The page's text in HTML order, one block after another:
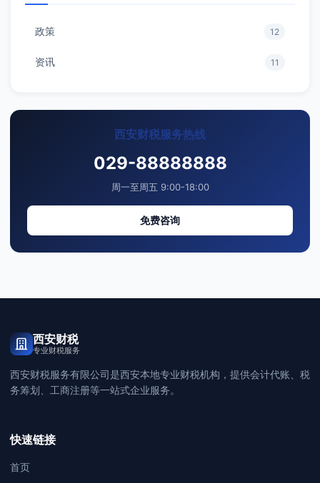
政策 12
资讯 11
西安财税服务热线
029-88888888
周一至周五 9:00-18:00
免费咨询
西安财税
专业财税服务
西安财税服务有限公司是西安本地专业财税机构，提供会计代账、税
务筹划、工商注册等一站式企业服务。
快速链接
首页